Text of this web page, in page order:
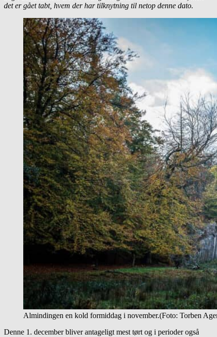
det er gået tabt, hvem der har tilknytning til netop denne dato.
Almindingen en kold formiddag i november.(Foto: Torben
Denne 1. december bliver antageligt mest tørt og i perioder også